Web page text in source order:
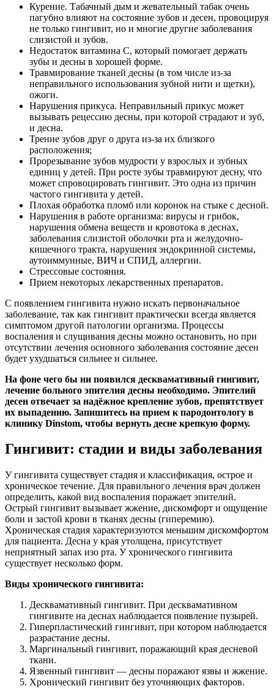
Курение. Табачный дым и жевательный табак очень
пагубно влияют на состояние зубов и десен, провоцируя
не только гингивит, но и многие другие заболевания
слизистой и зубов.
Недостаток витамина C, который помогает держать
зубы и десны в хорошей форме.
Травмирование тканей десны (в том числе из-за
неправильного использования зубной нити и щетки),
ожоги.
Нарушения прикуса. Неправильный прикус может
вызывать рецессию десны, при которой страдают и зуб,
и десна.
Трение зубов друг о друга из-за их близкого
расположения;
Прорезывание зубов мудрости у взрослых и зубных
единиц у детей. При росте зубы травмируют десну, что
может спровоцировать гингивит. Это одна из причин
частого гингивита у детей.
Плохая обработка пломб или коронок на стыке с десной.
Нарушения в работе организма: вирусы и грибок,
нарушения обмена веществ и кровотока в деснах,
заболевания слизистой оболочки рта и желудочно-
кишечного тракта, нарушения эндокринной системы,
аутоиммунные, ВИЧ и СПИД, аллергии.
Стрессовые состояния.
Прием некоторых лекарственных препаратов.
С появлением гингивита нужно искать первоначальное
заболевание, так как гингивит практически всегда является
симптомом другой патологии организма. Процессы
воспаления и слущивания десны можно остановить, но при
отсутствии лечения основного заболевания состояние десен
будет ухудшаться сильнее и сильнее.
На фоне чего бы ни появился десквамативный гингивит,
лечение больного эпителия десны необходимо. Эпителий
десен отвечает за надёжное крепление зубов, препятствует
их выпадению. Запишитесь на прием к пародонтологу в
клинику Dinstom, чтобы вернуть десне крепкую форму.
Гингивит: стадии и виды заболевания
У гингивита существует стадия и классификация, острое и
хроническое течение. Для правильного лечения врач должен
определить, какой вид воспаления поражает эпителий.
Острый гингивит вызывает жжение, дискомфорт и ощущение
боли и застой крови в тканях десны (гиперемию).
Хроническая стадия характеризуются меньшим дискомфортом
для пациента. Десна у края утолщена, присутствует
неприятный запах изо рта. У хронического гингивита
существует несколько форм.
Виды хронического гингивита:
Десквамативный гингивит. При десквамативном
гингивите на деснах наблюдается появление пузырей.
Гиперпластический гингивит, при котором наблюдается
разрастание десны.
Маргинальный гингивит, поражающий края десневой
ткани.
Язвенный гингивит — десны поражают язвы и жжение.
Хронический гингивит без уточняющих факторов.